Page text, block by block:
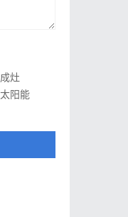
灶
太阳能